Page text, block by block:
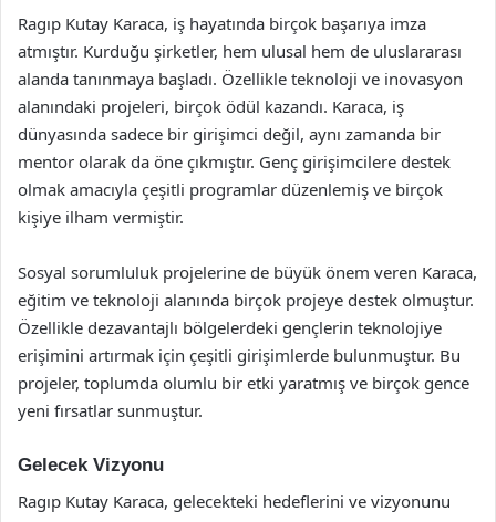
Ragıp Kutay Karaca, iş hayatında birçok başarıya imza
atmıştır. Kurduğu şirketler, hem ulusal hem de uluslararası
alanda tanınmaya başladı. Özellikle teknoloji ve inovasyon
alanındaki projeleri, birçok ödül kazandı. Karaca, iş
dünyasında sadece bir girişimci değil, aynı zamanda bir
mentor olarak da öne çıkmıştır. Genç girişimcilere destek
olmak amacıyla çeşitli programlar düzenlemiş ve birçok
kişiye ilham vermiştir.
Sosyal sorumluluk projelerine de büyük önem veren Karaca,
eğitim ve teknoloji alanında birçok projeye destek olmuştur.
Özellikle dezavantajlı bölgelerdeki gençlerin teknolojiye
erişimini artırmak için çeşitli girişimlerde bulunmuştur. Bu
projeler, toplumda olumlu bir etki yaratmış ve birçok gence
yeni fırsatlar sunmuştur.
Gelecek Vizyonu
Ragıp Kutay Karaca, gelecekteki hedeflerini ve vizyonunu